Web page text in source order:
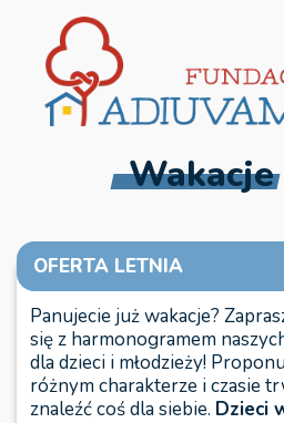
Wakacje
OFERTA LETNIA
Panujecie już wakacje?
się z harmonogramem
dla dzieci i młodzieży!
różnym charakterze i czasie
znaleźć coś dla siebie. Dzieci